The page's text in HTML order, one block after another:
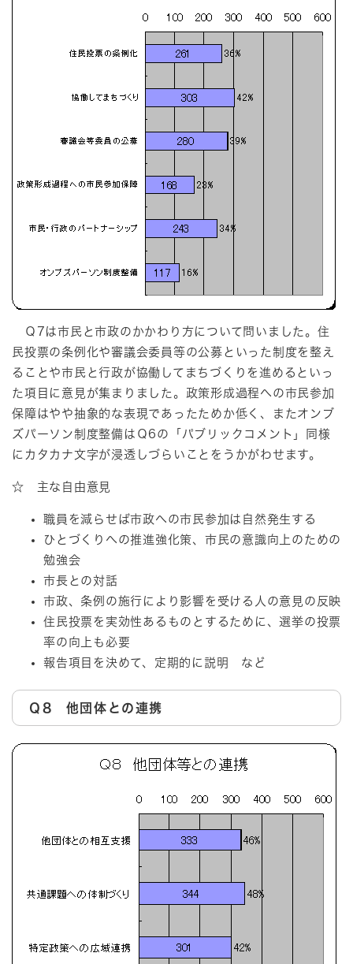
Ｑ7は市民と市政のかかわり方について問いました。住
民投票の条例化や審議会委員等の公募といった制度を整え
ることや市民と行政が協働してまちづくりを進めるといっ
た項目に意見が集まりました。政策形成過程への市民参加
保障はやや抽象的な表現であったためか低く、またオンブ
ズパーソン制度整備はＱ6の「パブリックコメント」同様
にカタカナ文字が浸透しづらいことをうかがわせます。
☆ 主な自由意見
職員を減らせば市政への市民参加は自然発生する
ひとづくりへの推進強化策、市民の意識向上のための
勉強会
市長との対話
市政、条例の施行により影響を受ける人の意見の反映
住民投票を実効性あるものとするために、選挙の投票
率の向上も必要
報告項目を決めて、定期的に説明 など
Ｑ8 他団体との連携